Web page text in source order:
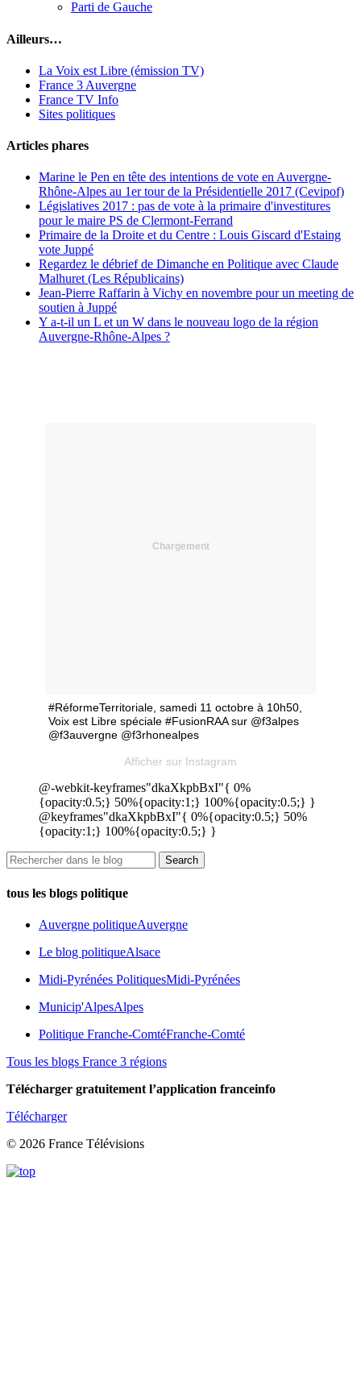
Parti de Gauche
Ailleurs…
La Voix est Libre (émission TV)
France 3 Auvergne
France TV Info
Sites politiques
Articles phares
Marine le Pen en tête des intentions de vote en Auvergne-
Rhône-Alpes au 1er tour de la Présidentielle 2017 (Cevipof)
Législatives 2017 : pas de vote à la primaire d'investitures
pour le maire PS de Clermont-Ferrand
Primaire de la Droite et du Centre : Louis Giscard d'Estaing
vote Juppé
Regardez le débrief de Dimanche en Politique avec Claude
Malhuret (Les Républicains)
Jean-Pierre Raffarin à Vichy en novembre pour un meeting de
soutien à Juppé
Y a-t-il un L et un W dans le nouveau logo de la région
Auvergne-Rhône-Alpes ?
Chargement
#RéformeTerritoriale, samedi 11 octobre à 10h50,
Voix est Libre spéciale #FusionRAA sur @f3alpes
@f3auvergne @f3rhonealpes
Afficher sur Instagram
@-webkit-keyframes"dkaXkpbBxI"{ 0%
{opacity:0.5;} 50%{opacity:1;} 100%{opacity:0.5;} }
@keyframes"dkaXkpbBxI"{ 0%{opacity:0.5;} 50%
{opacity:1;} 100%{opacity:0.5;} }
tous les blogs politique
Auvergne politiqueAuvergne
Le blog politiqueAlsace
Midi-Pyrénées PolitiquesMidi-Pyrénées
Municip'AlpesAlpes
Politique Franche-ComtéFranche-Comté
Tous les blogs France 3 régions
Télécharger gratuitement l’application franceinfo
Télécharger
© 2026 France Télévisions